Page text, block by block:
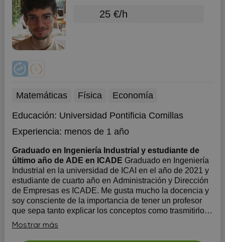
25 €/h
Matemáticas Física
Economía
Educación: Universidad Pontificia Comillas
Experiencia: menos de 1 año
Graduado en Ingeniería Industrial y estudiante de
último año de ADE en ICADE Graduado en Ingeniería
Industrial en la universidad de ICAI en el año de 2021 y
estudiante de cuarto año en Administración y Dirección
de Empresas es ICADE. Me gusta mucho la docencia y
soy consciente de la importancia de tener un profesor
que sepa tanto explicar los conceptos como trasmitirlos
de f...
Mostrar más